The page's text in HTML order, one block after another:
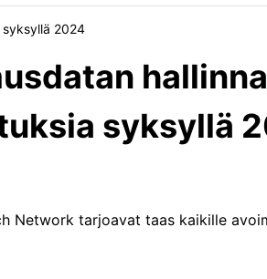
syksyllä 2024
syksyllä
Network tarjoavat taas kaikille